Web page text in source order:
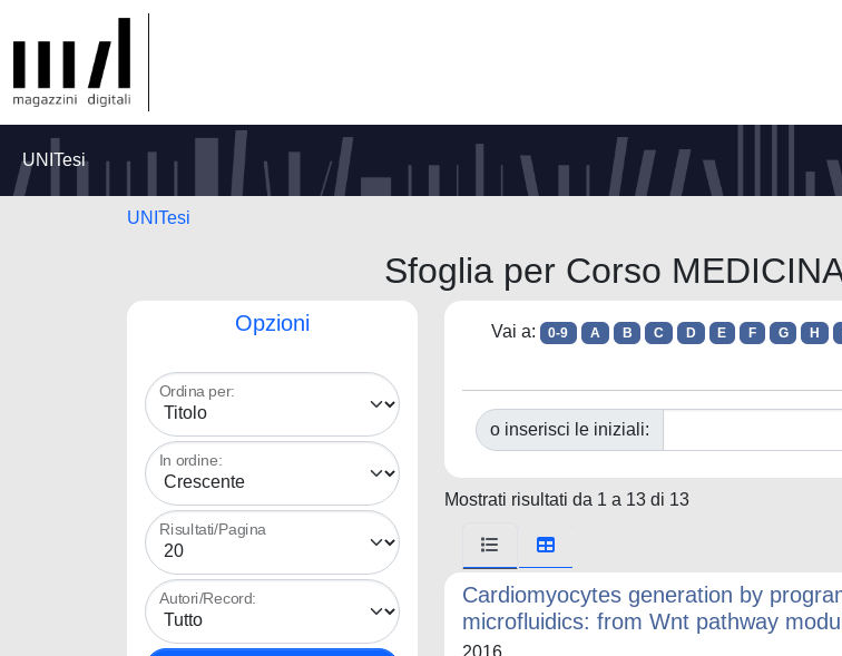
UNITesi
UNITesi
Sfoglia per Corso
Opzioni
Ordina per:
In ordine:
Risultati/Pagina
Autori/Record:
Vai a: 0-9 A B C D E F G H
o inserisci le iniziali:
Mostrati risultati da 1 a 13 di 13
Cardiomyocytes generation by
microfluidics: from Wnt pathway
2016